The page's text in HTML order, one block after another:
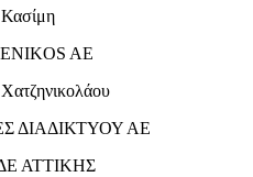
Κασίμη
ENIKOS AE
Χατζηνικολάου
ΔΙΑΔΙΚΤΥΟΥ ΑΕ
ΑΤΤΙΚΗΣ